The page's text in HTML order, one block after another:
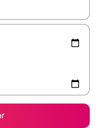
navega con las